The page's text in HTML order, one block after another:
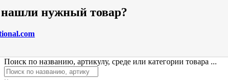
нужный товар?
Поиск по названию, артикулу, среде или категории товара ...